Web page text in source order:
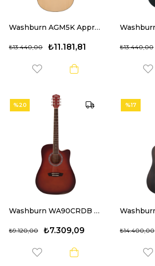
Washburn AGM5K Apprentice G-Mini 5 Akustik Gitar
₺11.181,81
₺13.440,00 ₺13.440,00
Washburn WA90CRDB Akustik Gitar
₺7.309,09
₺9.120,00
%20
₺14.400,00
%17